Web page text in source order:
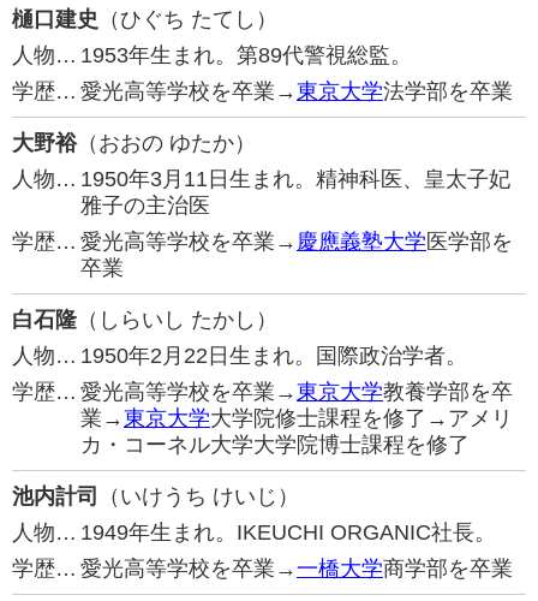
樋口建史 （ひぐち たてし）
人物… 1953年生まれ。第89代警視総監。
学歴… 愛光高等学校を卒業→東京大学法学部を卒業
大野裕（おおの ゆたか）
人物… 1950年3月11日生まれ。精神科医、皇太子妃
雅子の主治医
学歴… 愛光高等学校を卒業→ 慶應義塾大学 医学部を
卒業
白石隆 （しらいし たかし）
人物… 1950年2月22日生まれ。国際政治学者。
学歴… 愛光高等学校を卒業→東京大学教養学部を卒
業→東京大学大学院修士課程を修了→アメリ
カ・コーネル大学大学院博士課程を修了
池内計司
（いけうち けいじ）
人物… 1949年生まれ。IKEUCHI ORGANIC社長。
学歴… 愛光高等学校を卒業→一橋大学商学部を卒業